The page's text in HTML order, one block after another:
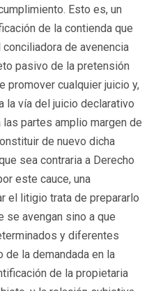
Esto es, un
de la contienda que
de avenencia
pasivo de la pretensión
promover cualquier juicio y,
la vía del juicio declarativo
partes amplio margen de
de nuevo dicha
sea contraria a Derecho
este cauce, una
el litigio trata de prepararlo
se avengan sino a que
y diferentes
la demandada en la
de la propietaria